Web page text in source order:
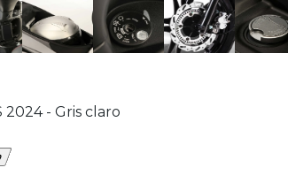
2024 - Gris claro